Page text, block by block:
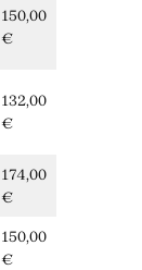
150,00
€
132,00
€
174,00
€
150,00
€